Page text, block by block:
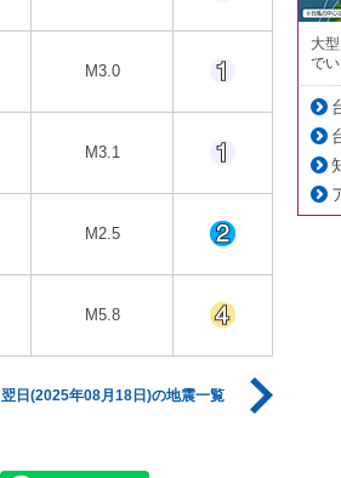
M3.0
M3.1
M2.5
M5.8
翌日(2025年08月18日)の地震一覧
大
で